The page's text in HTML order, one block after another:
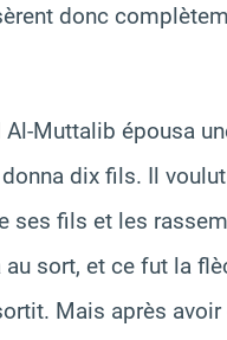
donc
Al-Muttalib épousa
dix fils. Il
ses fils et les
au sort, et ce fut la
Mais après